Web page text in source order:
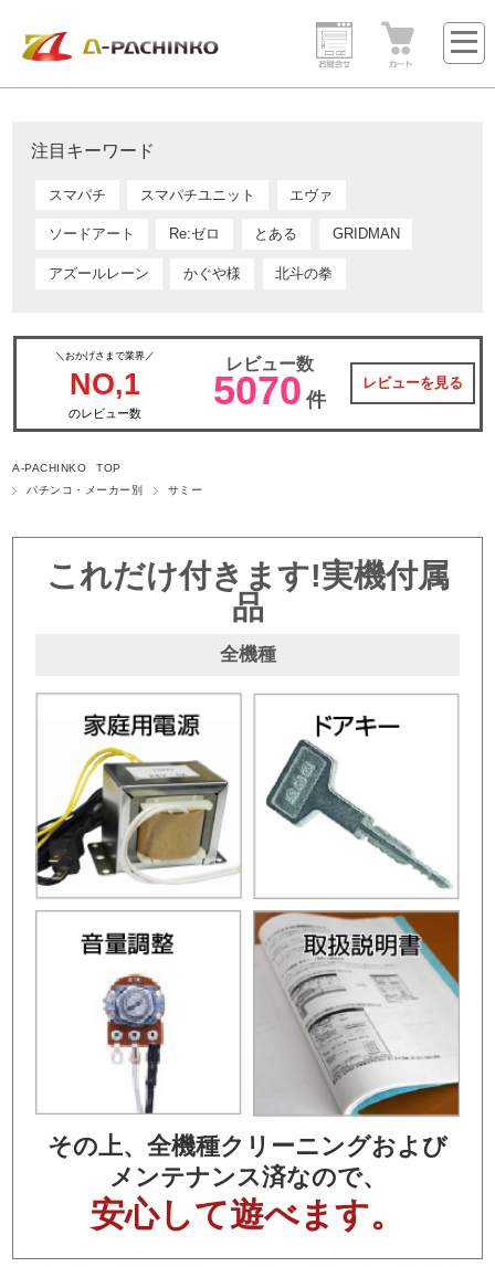
注目キーワード
スマパチ スマパチユニット エヴァ
ソードアート Re:ゼロ とある GRIDMAN
アズールレーン かぐや様 北斗の拳
＼おかげさまで業界／
NO,1
のレビュー数
レビュー数
5070 件
レビューを見る
A-PACHINKO TOP
パチンコ・メーカー別
サミー
これだけ付きます!実機付属
品
全機種
その上、全機種クリーニングおよび
メンテナンス済なので、
安心して遊べます。